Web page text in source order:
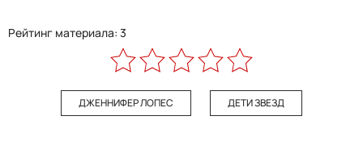
Рейтинг материала: 3
ДЖЕННИФЕР ЛОПЕС ДЕТИ ЗВЕЗД